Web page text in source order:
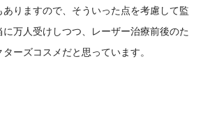
ありますので、そういった点を考慮して監
万人受けしつつ、レーザー治療前後のた
ーズコスメだと思っています。